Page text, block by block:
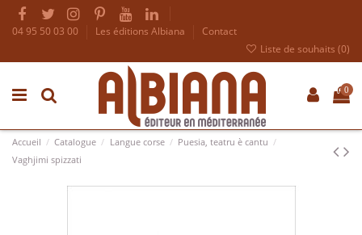
04 95 50 03 00 Les éditions Albiana
Contact
Liste de souhaits (0)
0
Accueil Catalogue Langue corse
Puesia, teatru è cantu
Vaghjimi spizzati